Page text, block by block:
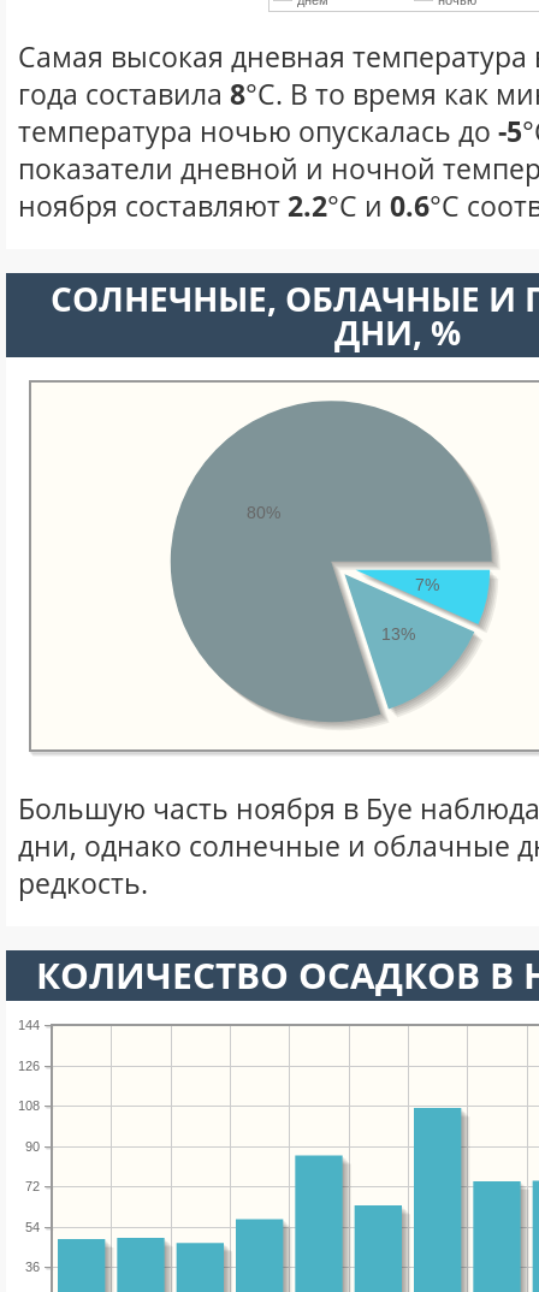
Самая высокая дневная температура
года составила 8°С. В то время как
температура ночью опускалась до -5
показатели дневной и ночной
ноября составляют 2.2°С и 0.6°С
CОЛНЕЧНЫЕ, ОБЛАЧНЫЕ И
ДНИ, %
7%
13%
80%
Большую часть ноября в Буе
дни, однако солнечные и облачные
редкость.
КОЛИЧЕСТВО ОСАДКОВ В
36
54
72
90
108
126
144